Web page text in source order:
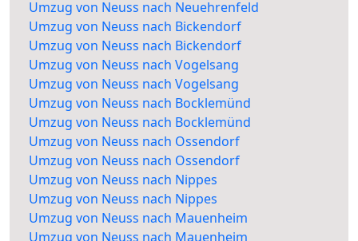
Umzug von Neuss nach Neuehrenfeld
Umzug von Neuss nach Bickendorf
Umzug von Neuss nach Bickendorf
Umzug von Neuss nach Vogelsang
Umzug von Neuss nach Vogelsang
Umzug von Neuss nach Bocklemünd
Umzug von Neuss nach Bocklemünd
Umzug von Neuss nach Ossendorf
Umzug von Neuss nach Ossendorf
Umzug von Neuss nach Nippes
Umzug von Neuss nach Nippes
Umzug von Neuss nach Mauenheim
Umzug von Neuss nach Mauenheim